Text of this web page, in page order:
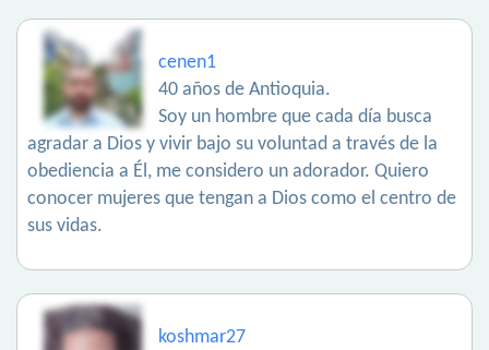
cenen1
40 años de Antioquia.
Soy un hombre que cada día busca
agradar a Dios y vivir bajo su voluntad a través de la
obediencia a Él, me considero un adorador. Quiero
conocer mujeres que tengan a Dios como el centro de
sus vidas.
koshmar27